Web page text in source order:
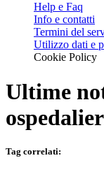
Help e Faq
Info e contatti
Termini del
Utilizzo dati e
Cookie Policy
Ultime
Tag correlati: